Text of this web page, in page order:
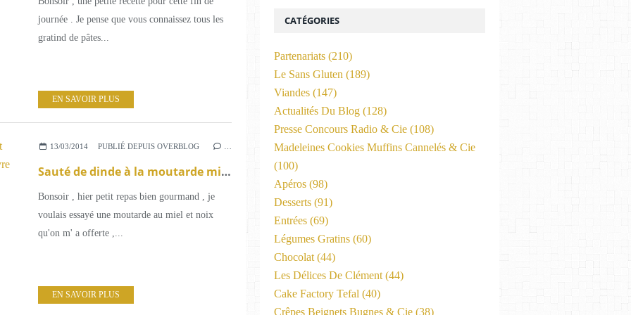
journée . Je pense que vous connaissez tous les
gratind de pâtes...
EN SAVOIR PLUS
13/03/2014 PUBLIÉ DEPUIS OVERBLOG
Sauté de dinde à la moutarde miel et noix et sa petite poêlée maison au poivre blanc du Penja .
Bonsoir , hier petit repas bien gourmand , je
voulais essayé une moutarde au miel et noix
qu'on m' a offerte ,...
EN SAVOIR PLUS
CATÉGORIES
Partenariats (210)
Le Sans Gluten (189)
Viandes (147)
Actualités Du Blog (128)
Presse Concours Radio & Cie (108)
Madeleines Cookies Muffins Cannelés & Cie
(100)
Apéros (98)
Desserts (91)
Entrées (69)
Légumes Gratins (60)
Chocolat (44)
Les Délices De Clément (44)
Cake Factory Tefal (40)
Crêpes Beignets Bugnes & Cie (38)